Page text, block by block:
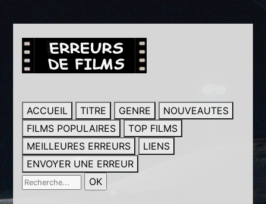
ACCUEIL TITRE GENRE
NOUVEAUTES
FILMS POPULAIRES
TOP FILMS
MEILLEURES ERREURS
LIENS
ENVOYER UNE ERREUR